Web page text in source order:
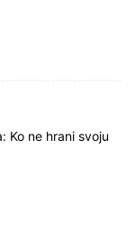
Ko ne hrani svoju